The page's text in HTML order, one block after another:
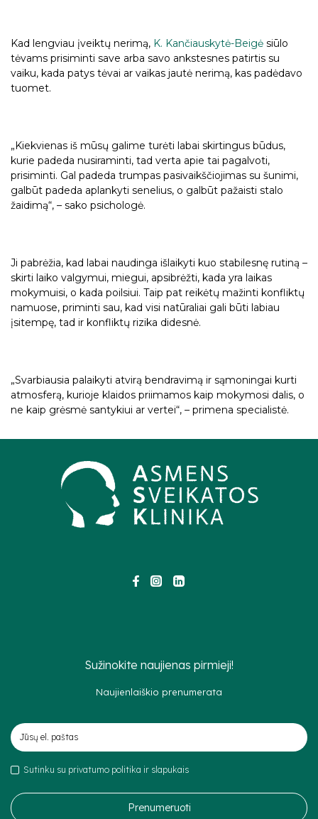
Kad lengviau įveiktų nerimą, K. Kančiauskytė-Beigė siūlo
tėvams prisiminti save arba savo ankstesnes patirtis su
vaiku, kada patys tėvai ar vaikas jautė nerimą, kas padėdavo
tuomet.
„Kiekvienas iš mūsų galime turėti labai skirtingus būdus,
kurie padeda nusiraminti, tad verta apie tai pagalvoti,
prisiminti. Gal padeda trumpas pasivaikščiojimas su šunimi,
galbūt padeda aplankyti senelius, o galbūt pažaisti stalo
žaidimą“, – sako psichologė.
Ji pabrėžia, kad labai naudinga išlaikyti kuo stabilesnę rutiną –
skirti laiko valgymui, miegui, apsibrėžti, kada yra laikas
mokymuisi, o kada poilsiui. Taip pat reikėtų mažinti konfliktų
namuose, priminti sau, kad visi natūraliai gali būti labiau
įsitempę, tad ir konfliktų rizika didesnė.
„Svarbiausia palaikyti atvirą bendravimą ir sąmoningai kurti
atmosferą, kurioje klaidos priimamos kaip mokymosi dalis, o
ne kaip grėsmė santykiui ar vertei“, – primena specialistė.
Sužinokite naujienas pirmieji!
Naujienlaiškio prenumerata
Sutinku su privatumo politika ir slapukais
Prenumeruoti